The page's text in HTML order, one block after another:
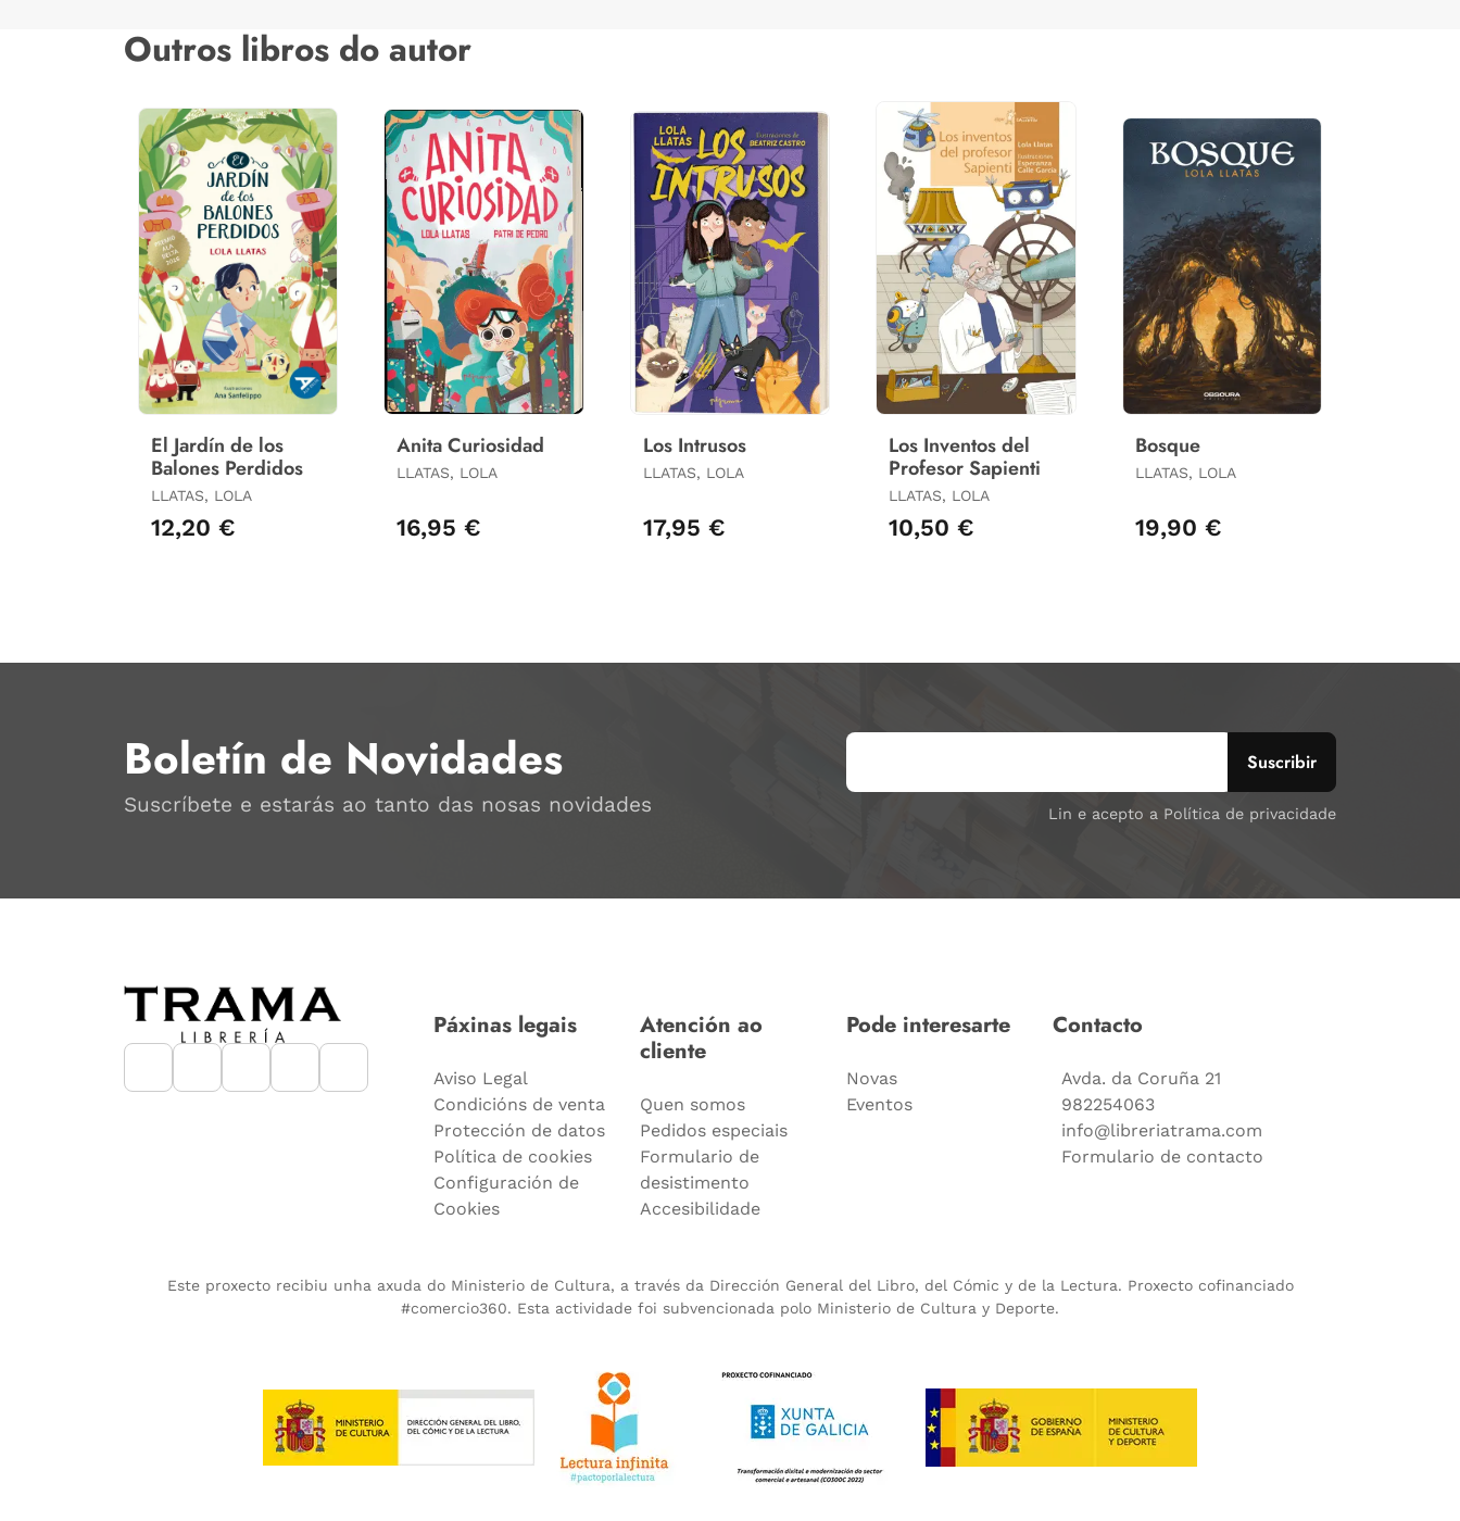
Outros libros do autor
El Jardín de los
Balones Perdidos
LLATAS, LOLA
12,20 €
Anita Curiosidad
LLATAS, LOLA
16,95 €
Los Intrusos
LLATAS, LOLA
17,95 €
Los Inventos del
Profesor Sapienti
LLATAS, LOLA
10,50 €
Bosque
LLATAS, LOLA
19,90 €
Boletín de Novidades
Suscríbete e estarás ao tanto das nosas novidades Lin e acepto a Política de privacidade
Páxinas legais
Aviso Legal
Condicións de venta
Protección de datos
Política de cookies
Configuración de
Cookies
Atención ao
cliente
Quen somos
Pedidos especiais
Formulario de
desistimento
Accesibilidade
Pode interesarte
Novas
Eventos
Contacto
Avda. da Coruña 21
982254063
info@libreriatrama.com
Formulario de contacto
Este proxecto recibiu unha axuda do Ministerio de Cultura, a través da Dirección General del Libro, del Cómic y de la Lectura. Proxecto cofinanciado
#comercio360. Esta actividade foi subvencionada polo Ministerio de Cultura y Deporte.